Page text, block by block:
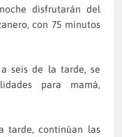
disfrutarán del
con 75 minutos
seis de la tarde, se
para mamá,
tarde, continúan las